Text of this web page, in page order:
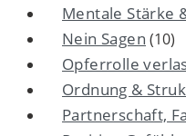
Mentale Stärke
Nein Sagen (10)
Opferrolle
Ordnung &
Partnerschaft,